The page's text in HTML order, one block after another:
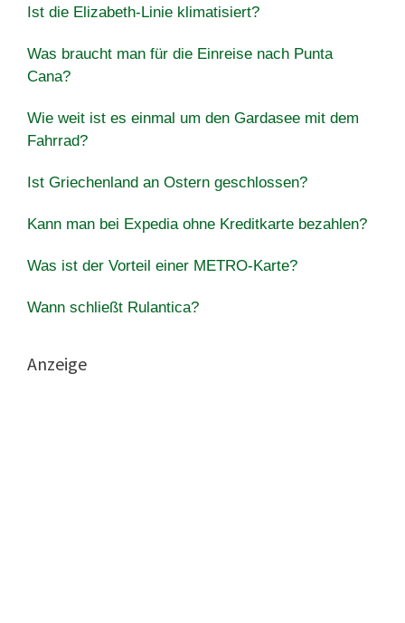
Ist die Elizabeth-Linie klimatisiert?
Was braucht man für die Einreise nach Punta
Cana?
Wie weit ist es einmal um den Gardasee mit dem
Fahrrad?
Ist Griechenland an Ostern geschlossen?
Kann man bei Expedia ohne Kreditkarte bezahlen?
Was ist der Vorteil einer METRO-Karte?
Wann schließt Rulantica?
Anzeige